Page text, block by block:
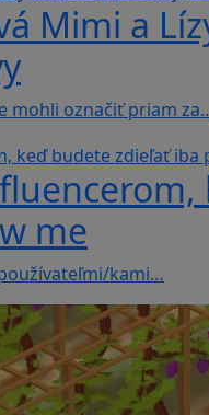
Mimi a
mohli označiť priam
me
kami…